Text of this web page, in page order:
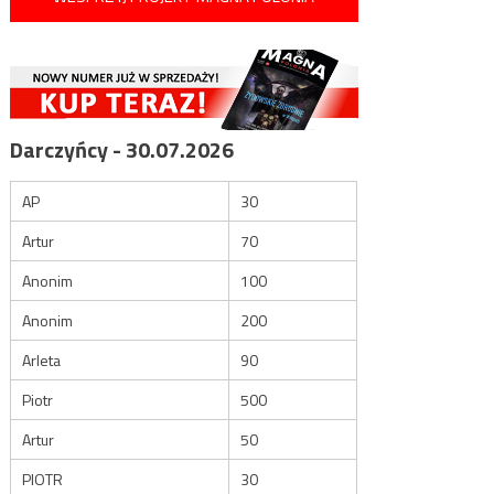
Darczyńcy - 30.07.2026
AP
30
Artur
70
Anonim
100
Anonim
200
Arleta
90
Piotr
500
Artur
50
PIOTR
30